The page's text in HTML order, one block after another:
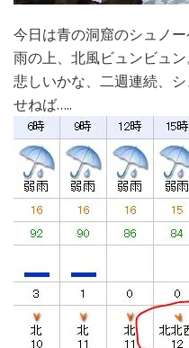
今日は青の洞窟のシュノー
雨の上、北風ビュンビュン
悲しいかな、二週連続、
せねば…..